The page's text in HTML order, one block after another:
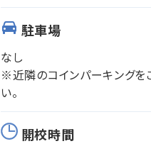
駐車場
なし
※近隣のコインパーキングを
い。
開校時間